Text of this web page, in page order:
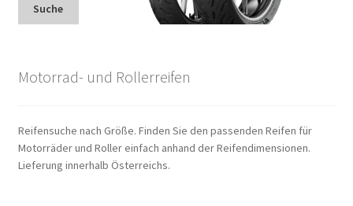
Suche
Motorrad- und Rollerreifen
Reifensuche nach Größe. Finden Sie den passenden Reifen für
Motorräder und Roller einfach anhand der Reifendimensionen.
Lieferung innerhalb Österreichs.